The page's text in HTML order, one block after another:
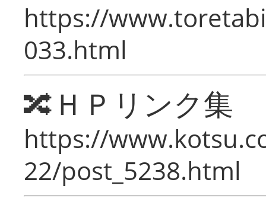
https://
033.html
🔀ＨＰリンク集
https://
22/post_5238.html